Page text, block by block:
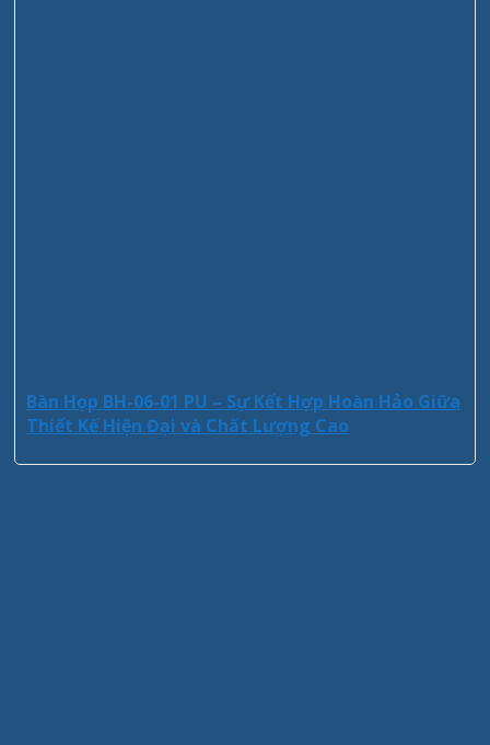
Bàn Họp BH-06-01 PU – Sự Kết Hợp Hoàn Hảo Giữa
Thiết Kế Hiện Đại và Chất Lượng Cao